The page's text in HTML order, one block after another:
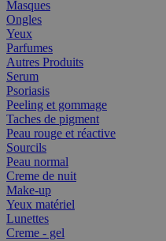
Masques
Ongles
Yeux
Parfumes
Autres Produits
Serum
Psoriasis
Peeling et gommage
Taches de pigment
Peau rouge et réactive
Sourcils
Peau normal
Creme de nuit
Make-up
Yeux matériel
Lunettes
Creme - gel